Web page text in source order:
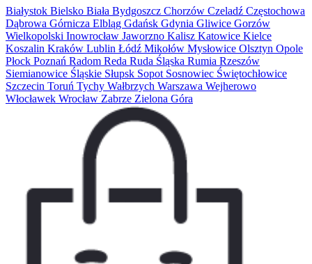
Białystok Bielsko Biała Bydgoszcz Chorzów Czeladź Częstochowa
Dąbrowa Górnicza Elbląg Gdańsk Gdynia Gliwice Gorzów
Wielkopolski Inowrocław Jaworzno Kalisz Katowice Kielce
Koszalin Kraków Lublin Łódź Mikołów Mysłowice Olsztyn Opole
Płock Poznań Radom Reda Ruda Śląska Rumia Rzeszów
Siemianowice Śląskie Słupsk Sopot Sosnowiec Świętochłowice
Szczecin Toruń Tychy Wałbrzych Warszawa Wejherowo
Włocławek Wrocław Zabrze Zielona Góra